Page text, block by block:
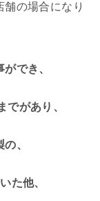
の場合になり
でき、
でがあり、
、
た他、